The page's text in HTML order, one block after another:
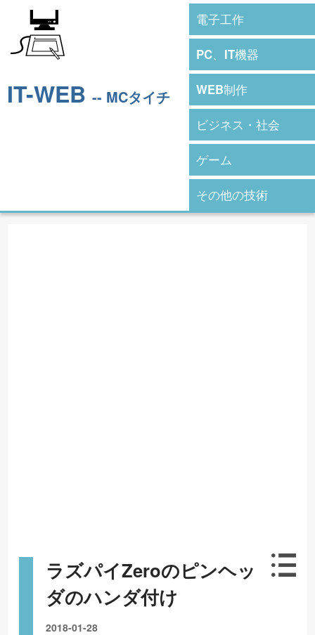
IT-WEB -- MCタイチ
電子工作
PC、IT機器
WEB制作
ビジネス・社会
ゲーム
その他の技術
ラズパイZeroのピンヘッ
ダのハンダ付け
2018-01-28